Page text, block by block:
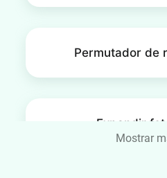
Permutador de
Expandir
Mostrar